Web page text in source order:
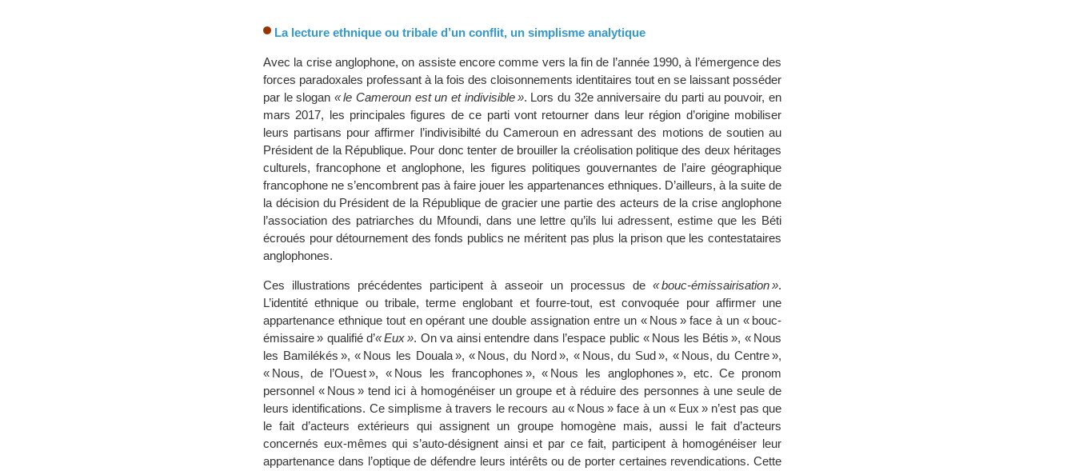
La lecture ethnique ou tribale d’un conflit, un simplisme analytique
Avec la crise anglophone, on assiste encore comme vers la fin de l’année 1990, à l’émergence des
forces paradoxales professant à la fois des cloisonnements identitaires tout en se laissant posséder
par le slogan« le Cameroun est un et indivisible ». Lors du 32e anniversaire du parti au pouvoir, en
mars 2017, les principales figures de ce parti vont retourner dans leur région d’origine mobiliser
leurs partisans pour affirmer l’indivisibilté du Cameroun en adressant des motions de soutien au
Président de la République. Pour donc tenter de brouiller la créolisation politique des deux héritages
culturels, francophone et anglophone, les figures politiques gouvernantes de l’aire géographique
francophone ne s’encombrent pas à faire jouer les appartenances ethniques. D’ailleurs, à la suite de
la décision du Président de la République de gracier une partie des acteurs de la crise anglophone
l’association des patriarches du Mfoundi, dans une lettre qu’ils lui adressent, estime que les Béti
écroués pour détournement des fonds publics ne méritent pas plus la prison que les contestataires
anglophones.
Ces illustrations précédentes participent à asseoir un processus de « bouc-émissairisation ».
L’identité ethnique ou tribale, terme englobant et fourre-tout, est convoquée pour affirmer une
appartenance ethnique tout en opérant une double assignation entre un « Nous » face à un « bouc-
émissaire » qualifié d’« Eux ». On va ainsi entendre dans l’espace public « Nous les Bétis », « Nous
les Bamilékés », « Nous les Douala », « Nous, du Nord », « Nous, du Sud », « Nous, du Centre »,
« Nous, de l’Ouest », « Nous les francophones », « Nous les anglophones », etc. Ce pronom
personnel « Nous » tend ici à homogénéiser un groupe et à réduire des personnes à une seule de
leurs identifications. Ce simplisme à travers le recours au « Nous » face à un « Eux » n’est pas que
le fait d’acteurs extérieurs qui assignent un groupe homogène mais, aussi le fait d’acteurs
concernés eux-mêmes qui s’auto-désignent ainsi et par ce fait, participent à homogénéiser leur
appartenance dans l’optique de défendre leurs intérêts ou de porter certaines revendications. Cette